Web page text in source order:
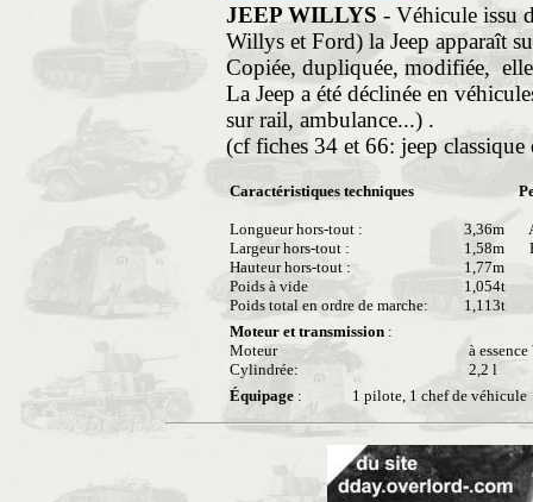
JEEP WILLYS - Véhicule issu
Willys et Ford) la Jeep apparaît
Copiée, dupliquée, modifiée, elle
La Jeep a été déclinée en
sur rail, ambulance...) .
(cf fiches 34 et 66: jeep
Caractéristiques techniques
Longueur hors-tout :
Largeur hors-tout :
Hauteur hors-tout :
Poids à vide
Poids total en ordre de marche:
3,36m
1,58m
1,77m
1,054t
1,113t
Moteur et transmission :
Moteur
Cylindrée:
à
2,2 l
Équipage : 1 pilote, 1 chef de véhicule